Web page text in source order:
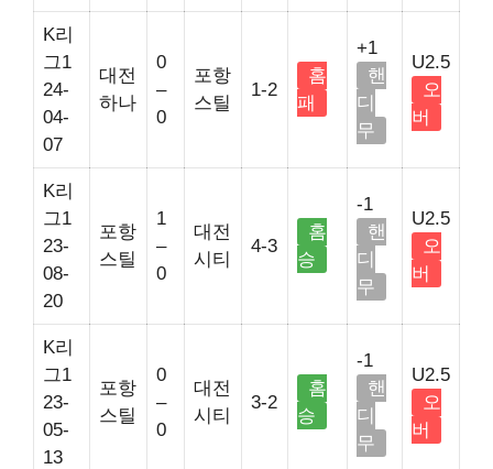
K리
그1
24-
04-
07
대전
하나
0
–
0
포항
스틸
1-2
홈
패
+1
핸
디
무
U2.5
오
버
K리
그1
23-
08-
20
포항
스틸
1
–
0
대전
시티
4-3
홈
승
-1
핸
디
무
U2.5
오
버
K리
그1
23-
05-
13
포항
스틸
0
–
0
대전
시티
3-2
홈
승
-1
핸
디
무
U2.5
오
버